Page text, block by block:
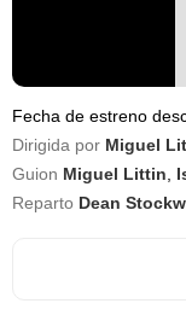
Fecha de estreno
Dirigida por Miguel
Guion Miguel Littin
Reparto Dean